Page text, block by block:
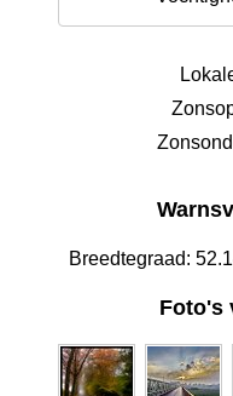
Breedtegraad:
Foto's